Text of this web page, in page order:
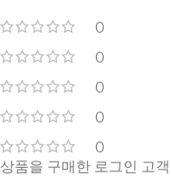
0
0
0
0
0
상품을 구매한 로그인 고